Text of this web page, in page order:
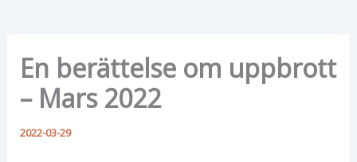
En berättelse om uppbrott
– Mars 2022
2022-03-29